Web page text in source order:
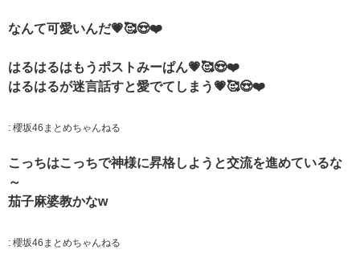
なんて可愛いんだ💗🥰😍❤️
はるはるはもうポストみーぱん💗🥰😍❤️
はるはるが迷言話すと愛でてしまう💗🥰😍❤️
: 櫻坂46まとめちゃんねる
こっちはこっちで神様に昇格しようと交流を進めているな
～
茄子麻婆教かなw
: 櫻坂46まとめちゃんねる